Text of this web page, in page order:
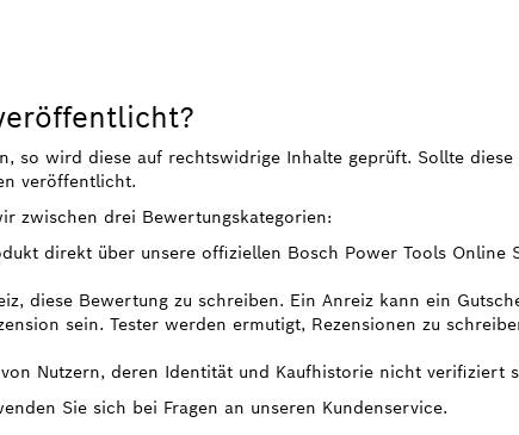
so wird diese auf rechtswidrige Inhalte geprüft. Sollte
veröffentlicht.
zwischen drei Bewertungskategorien:
direkt über unsere offiziellen Bosch Power Tools Online
diese Bewertung zu schreiben. Ein Anreiz kann ein
sein. Tester werden ermutigt, Rezensionen zu
Nutzern, deren Identität und Kaufhistorie nicht
Sie sich bei Fragen an unseren Kundenservice.